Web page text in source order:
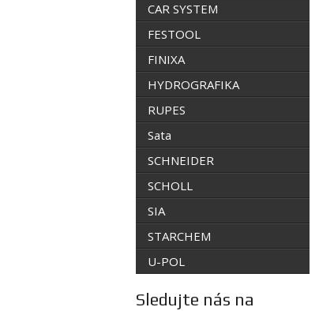
CAR SYSTEM
FESTOOL
FINIXA
HYDROGRAFIKA
RUPES
Sata
SCHNEIDER
SCHOLL
SIA
STARCHEM
U-POL
Sledujte nás na